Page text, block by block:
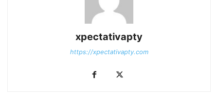
xpectativapty
https://xpectativapty.com